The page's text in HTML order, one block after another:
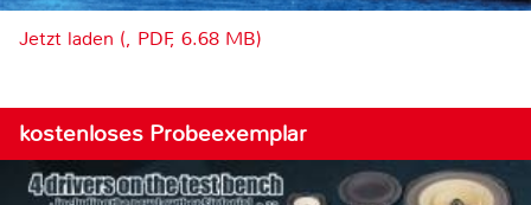
Jetzt laden (, PDF, 6.68 MB)
kostenloses Probeexemplar